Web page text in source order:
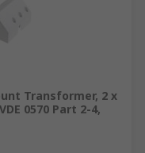
Transformer, 2 x
0570 Part 2-4,